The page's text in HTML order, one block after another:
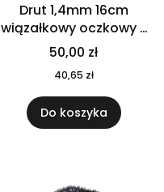
Drut 1,4mm 16cm
wiązałkowy oczkowy x
1000szt
50,00 zł
40,65 zł
Do koszyka